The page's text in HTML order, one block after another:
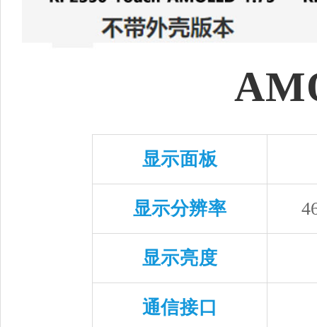
显示面板
显示分辨率
显示亮度
通信接口